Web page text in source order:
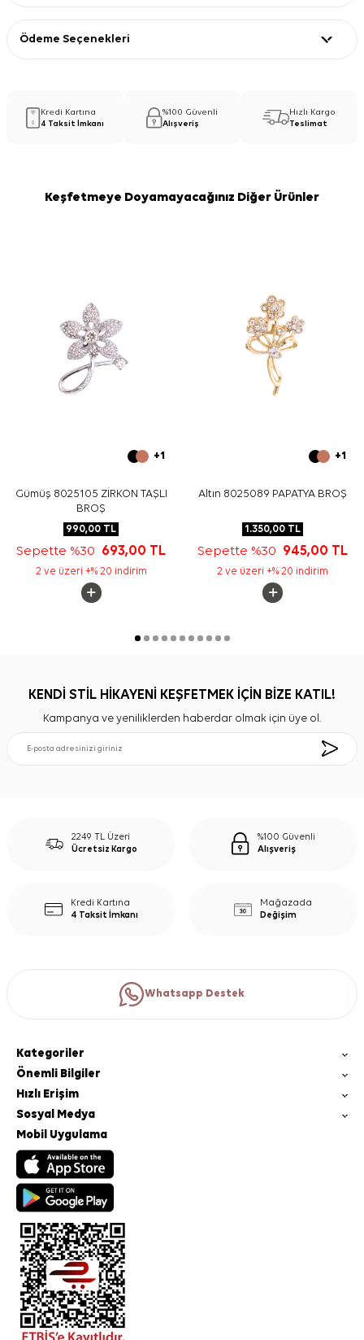
Ödeme Seçenekleri
Kredi Kartına
4 Taksit İmkanı
%100 Güvenli
Alışveriş
Hızlı Kargo
Teslimat
Keşfetmeye Doyamayacağınız Diğer Ürünler
+1
Gümüş 8025105 ZİRKON TAŞLI
BROŞ
990,00 TL
Sepette %30 693,00 TL
2 ve üzeri +% 20 indirim
+1
Altın 8025089 PAPATYA BROŞ
1.350,00 TL
Sepette %30 945,00 TL
2 ve üzeri +% 20 indirim
KENDİ STİL HİKAYENİ KEŞFETMEK İÇİN BİZE KATIL!
Kampanya ve yeniliklerden haberdar olmak için üye ol.
2249 TL Üzeri
Ücretsiz Kargo
%100 Güvenli
Alışveriş
Kredi Kartına
4 Taksit İmkanı
Mağazada
Değişim
Whatsapp Destek
Kategoriler
Önemli Bilgiler
Hızlı Erişim
Sosyal Medya
Mobil Uygulama